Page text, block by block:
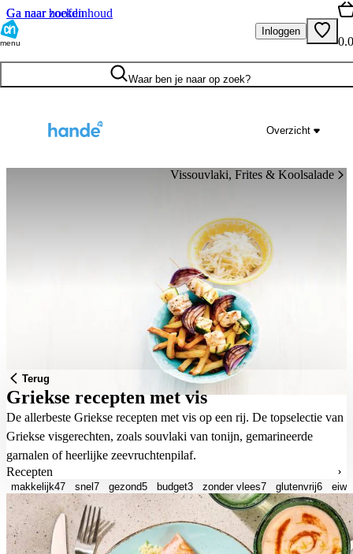
Ga naar hoofdinhoud
Ga naar zoeken
menu
Inloggen
Waar ben je naar op zoek?
Overzicht
Vissouvlaki, Frites & Koolsalade
Terug
Griekse recepten met vis
De allerbeste Griekse recepten met vis op een rij. De topselectie van
Griekse visgerechten, zoals souvlaki van tonijn, gemarineerde
garnalen of heerlijke zeevruchtenpilaf.
Recepten
makkelijk47 snel 7 gezond5 budget3 zonder vlees7 glutenvrij6